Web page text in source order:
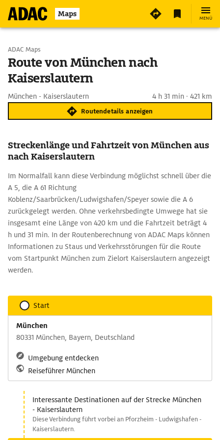
Maps MENÜ
Start wählen
Ziel eingeben
ADAC Maps
Route von München nach
Kaiserslautern
München - Kaiserslautern 4 h 31 min · 421 km
Routendetails anzeigen
Streckenlänge und Fahrtzeit von München aus
nach Kaiserslautern
Im Normalfall kann diese Verbindung möglichst schnell über die
A 5, die A 61 Richtung
Koblenz/Saarbrücken/Ludwigshafen/Speyer sowie die A 6
zurückgelegt werden. Ohne verkehrsbedingte Umwege hat sie
insgesamt eine Länge von 420 km und die Fahrtzeit beträgt 4
h und 31 min. In der Routenberechnung von ADAC Maps können
Informationen zu Staus und Verkehrsstörungen für die Route
vom Startpunkt München zum Zielort Kaiserslautern angezeigt
werden.
Start
München
80331 München, Bayern, Deutschland
Umgebung entdecken
Reiseführer München
Interessante Destinationen auf der Strecke München
- Kaiserslautern
Diese Verbindung führt vorbei an Pforzheim - Ludwigshafen -
Kaiserslautern.